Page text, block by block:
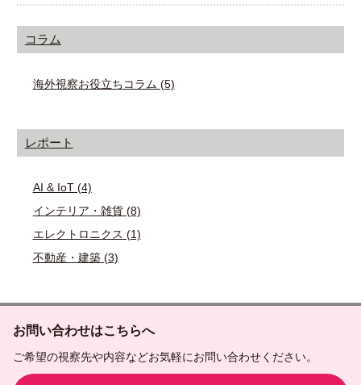
コラム
海外視察お役立ちコラム (5)
レポート
AI & IoT(4)
インテリア・雑貨(8)
エレクトロニクス (1)
不動産・建築(3)
お問い合わせはこちらへ
ご希望の視察先や内容などお気軽にお問い合わせください。